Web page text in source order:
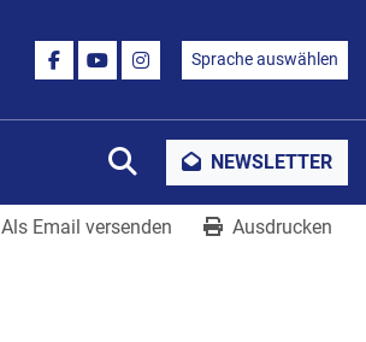
FACEBOOK
YOUTUBEINSTAGRAM
Sprache auswählen
SucheNEWSLETTER
Als Email versenden Ausdrucken